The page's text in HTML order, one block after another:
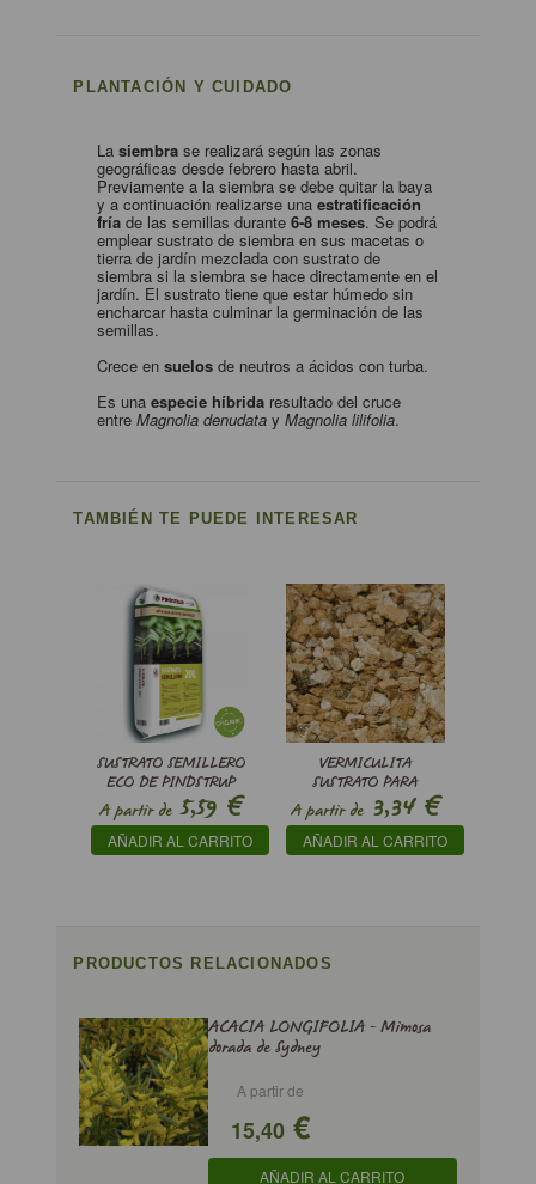
PLANTACIÓN Y CUIDADO
Lasiembra se realizará según las zonas
geográficas desde febrero hasta abril.
Previamente a la siembra se debe quitar la baya
y a continuación realizarse unaestratificación
fríade las semillas durante 6-8 meses. Se podrá
emplear sustrato de siembra en sus macetas o
tierra de jardín mezclada con sustrato de
siembra si la siembra se hace directamente en el
jardín. El sustrato tiene que estar húmedo sin
encharcar hasta culminar la germinación de las
semillas.
Crece ensuelos de neutros a ácidos con turba.
Es unaespecie híbrida resultado del cruce
entreMagnolia denudata yMagnolia lilifolia.
TAMBIÉN TE PUEDE INTERESAR
SUSTRATO SEMILLERO
ECO DE PINDSTRUP
A partir de5,59 €
AÑADIR AL CARRITO
VERMICULITA
SUSTRATO PARA
PROPAGACIÓN
A partir de3,34€
AÑADIR AL CARRITO
PRODUCTOS RELACIONADOS
ACACIA LONGIFOLIA - Mimosa
dorada de Sydney
A partir de
15,40€
AÑADIR AL CARRITO